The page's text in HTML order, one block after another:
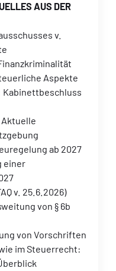
AUS DER
v.
Aspekte
Kabinettbeschluss
ab 2027
einer
v. 25.6.2026)
von § 6b
von Vorschriften
im Steuerrecht: